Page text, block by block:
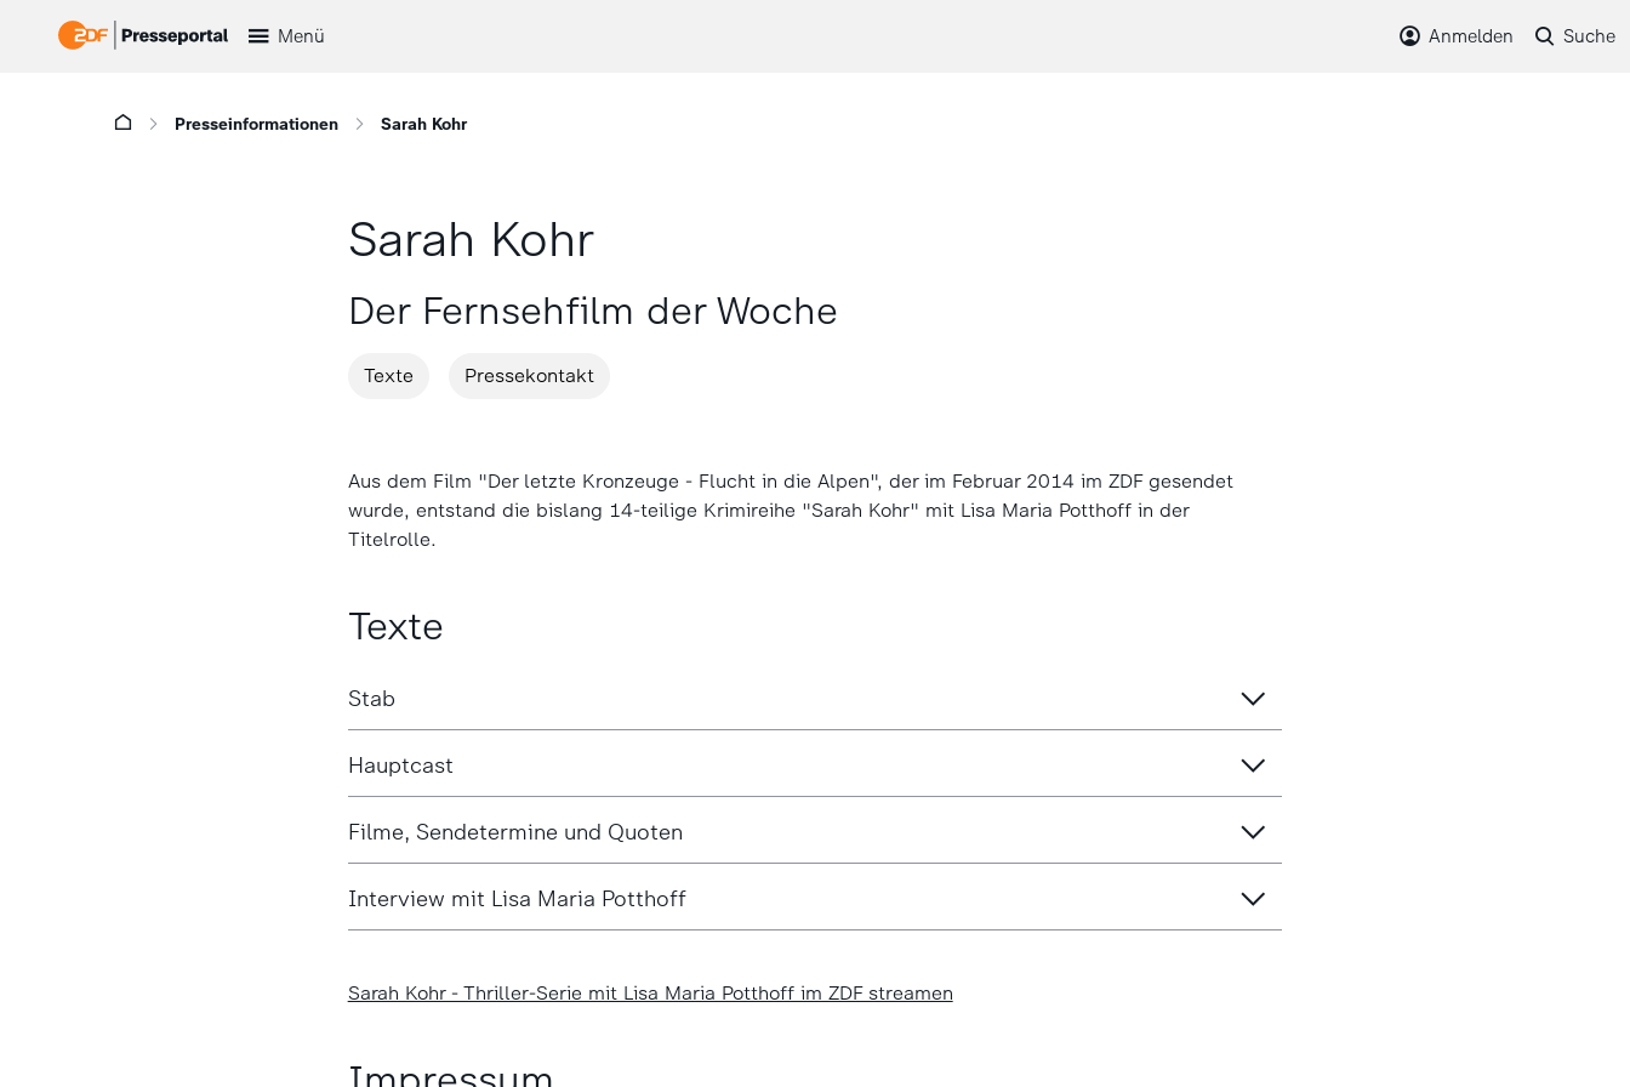
Menü Anmelden Suche
Presseinformationen Sarah Kohr
Sarah Kohr
Der Fernsehfilm der Woche
Texte Pressekontakt
Aus dem Film "Der letzte Kronzeuge - Flucht in die Alpen", der im Februar 2014 im ZDF gesendet
wurde, entstand die bislang 14-teilige Krimireihe "Sarah Kohr" mit Lisa Maria Potthoff in der
Titelrolle.
Texte
Stab
Hauptcast
Filme, Sendetermine und Quoten
Interview mit Lisa Maria Potthoff
Sarah Kohr - Thriller-Serie mit Lisa Maria Potthoff im ZDF streamen